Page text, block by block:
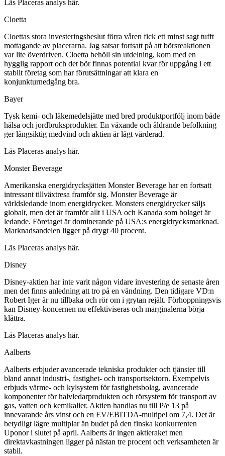
Läs Placeras analys här.
Cloetta
Cloettas stora investeringsbeslut förra våren fick ett minst sagt tufft
mottagande av placerarna. Jag satsar fortsatt på att börsreaktionen
var lite överdriven. Cloetta behöll sin utdelning, kom med en
hygglig rapport och det bör finnas potential kvar för uppgång i ett
stabilt företag som har förutsättningar att klara en
konjunkturnedgång bra.
Bayer
Tysk kemi- och läkemedelsjätte med bred produktportfölj inom både
hälsa och jordbruksprodukter. En växande och åldrande befolkning
ger långsiktig medvind och aktien är lågt värderad.
Läs Placeras analys här.
Monster Beverage
Amerikanska energidrycksjätten Monster Beverage har en fortsatt
intressant tillväxtresa framför sig. Monster Beverage är
världsledande inom energidrycker. Monsters energidrycker säljs
globalt, men det är framför allt i USA och Kanada som bolaget är
ledande. Företaget är dominerande på USA:s energidrycksmarknad.
Marknadsandelen ligger på drygt 40 procent.
Läs Placeras analys här.
Disney
Disney-aktien har inte varit någon vidare investering de senaste åren
men det finns anledning att tro på en vändning. Den tidigare VD:n
Robert Iger är nu tillbaka och rör om i grytan rejält. Förhoppningsvis
kan Disney-koncernen nu effektiviseras och marginalerna börja
klättra.
Läs Placeras analys här.
Aalberts
Aalberts erbjuder avancerade tekniska produkter och tjänster till
bland annat industri-, fastighet- och transportsektorn. Exempelvis
erbjuds värme- och kylsystem för fastighetsbolag, avancerade
komponenter för halvledarprodukten och rörsystem för transport av
gas, vatten och kemikalier. Aktien handlas nu till P/e 13 på
innevarande års vinst och en EV/EBITDA-multipel om 7,4. Det är
betydligt lägre multiplar än budet på den finska konkurrenten
Uponor i slutet på april. Aalberts är ingen aktieraket men
direktavkastningen ligger på nästan tre procent och verksamheten är
stabil.